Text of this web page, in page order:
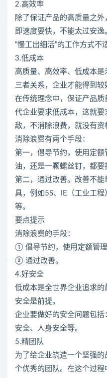
2.高效率
除了保证产品的高质量之外
即速度要快，不能太过安逸
“慢工出细活”的工作方式不
3.低成本
高质量、高效率、低成本
三者关系，企业才能得到较
在传统理念中，保证产品
代企业要求低成本，这就
敌，不消除浪费，就没有资
消除浪费有两个手段：
第一，倡导节约，使用定
油，还是一颗螺丝钉，都要
第二，通过改善。改善不
具，例如5S、IE（工业工程
等。
要点提示
消除浪费的手段：
① 倡导节约，使用定额管理
② 通过改善。
4.好安全
低成本是全世界企业追求
安全是前提。
企业要做好的安全问题包
安全、人身安全等。
5.精团队
为了给企业筑造一个坚强
个优秀的团队。在这个过